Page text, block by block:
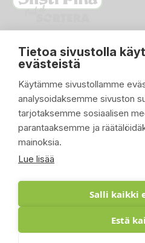
Tietoa sivustolla
evästeistä
Käytämme sivustollamme
analysoidaksemme sivuston
tarjotaksemme sosiaalisen
parantaaksemme ja
mainoksia.
Lue lisää
Salli kaikki
Estä
PIKALINKIT
TUOTTEET